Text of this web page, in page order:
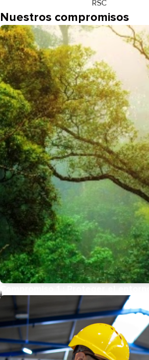
RSC
Nuestros compromisos
Compromiso 1 : Proteger el